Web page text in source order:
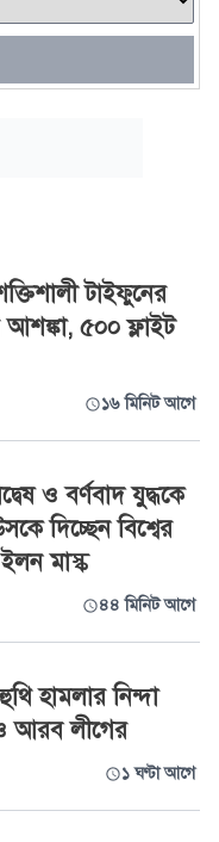
টাইফুনের
৫০০ ফ্লাইট
১৬ মিনিট আগে
ও বর্ণবাদ যুদ্ধকে
দিচ্ছেন বিশ্বের
মাস্ক
৪৪ মিনিট আগে
হামলার নিন্দা
আরব লীগের
১ ঘণ্টা আগে